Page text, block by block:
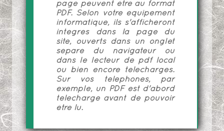
page peuvent être au format
PDF. Selon votre équipement
informatique, ils s'afficheront
intégrés dans la page du
site, ouverts dans un onglet
séparé du navigateur ou
dans le lecteur de pdf local
ou bien encore téléchargés.
Sur vos téléphones, par
exemple, un PDF est d'abord
téléchargé avant de pouvoir
être lu.